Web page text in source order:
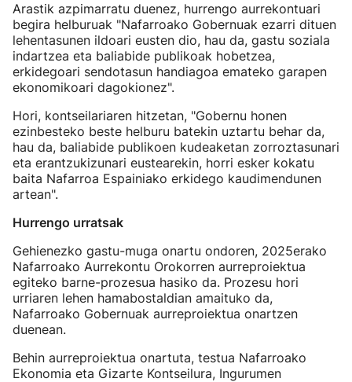
Arastik azpimarratu duenez, hurrengo aurrekontuari
begira helburuak "Nafarroako Gobernuak ezarri dituen
lehentasunen ildoari eusten dio, hau da, gastu soziala
indartzea eta baliabide publikoak hobetzea,
erkidegoari sendotasun handiagoa emateko garapen
ekonomikoari dagokionez".
Hori, kontseilariaren hitzetan, "Gobernu honen
ezinbesteko beste helburu batekin uztartu behar da,
hau da, baliabide publikoen kudeaketan zorroztasunari
eta erantzukizunari eustearekin, horri esker kokatu
baita Nafarroa Espainiako erkidego kaudimendunen
artean".
Hurrengo urratsak
Gehienezko gastu-muga onartu ondoren, 2025erako
Nafarroako Aurrekontu Orokorren aurreproiektua
egiteko barne-prozesua hasiko da. Prozesu hori
urriaren lehen hamabostaldian amaituko da,
Nafarroako Gobernuak aurreproiektua onartzen
duenean.
Behin aurreproiektua onartuta, testua Nafarroako
Ekonomia eta Gizarte Kontseilura, Ingurumen